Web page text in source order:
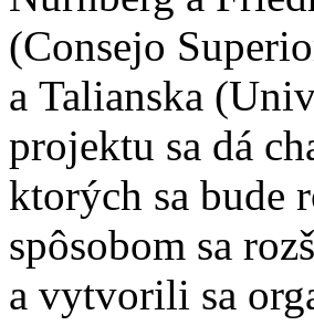
(Consejo
a Talianska
projektu sa dá
ktorých sa bude
spôsobom sa
a vytvorili sa